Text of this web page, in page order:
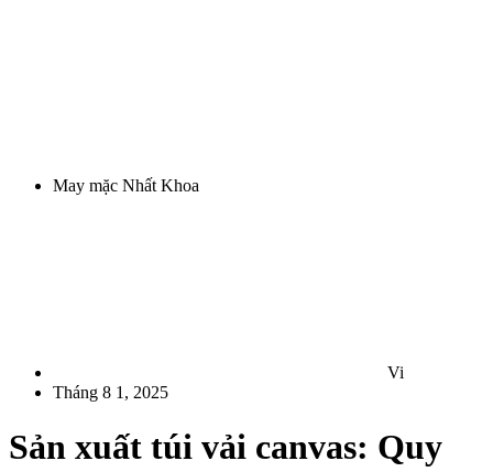
May mặc Nhất Khoa
Vi
Tháng 8 1, 2025
Sản xuất túi vải canvas: Quy